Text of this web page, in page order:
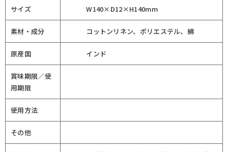
サイズ W140×D12×H140mm
素材・成分 コットンリネン、ポリエステル、綿
原産国 インド
賞味期限／使
用期限
使用方法
その他